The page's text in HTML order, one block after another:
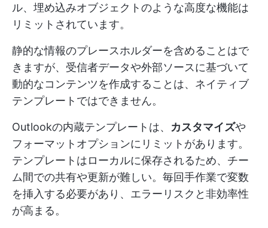
ル、埋め込みオブジェクトのような高度な機能は
リミットされています。
静的な情報のプレースホルダーを含めることはで
きますが、受信者データや外部ソースに基づいて
動的なコンテンツを作成することは、ネイティブ
テンプレートではできません。
Outlookの内蔵テンプレートは、 カスタマイズや
フォーマットオプションにリミットがあります。
テンプレートはローカルに保存されるため、チー
ム間での共有や更新が難しい。毎回手作業で変数
を挿入する必要があり、エラーリスクと非効率性
が高まる。